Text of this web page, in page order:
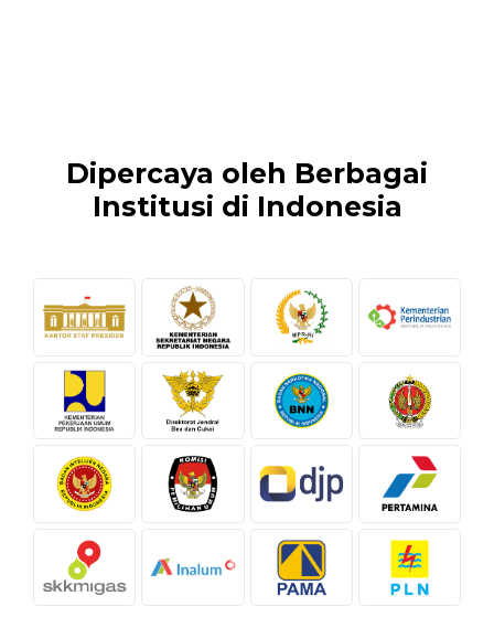
Dipercaya oleh Berbagai
Institusi di Indonesia